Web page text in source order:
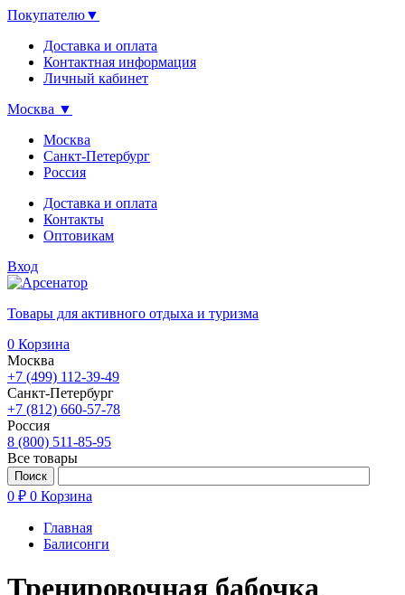
Покупателю▼
Доставка и оплата
Контактная информация
Личный кабинет
Москва ▼
Москва
Санкт-Петербург
Россия
Доставка и оплата
Контакты
Оптовикам
Вход
Товары для активного отдыха и туризма
0 Корзина
Москва
+7 (499) 112-39-49
Санкт-Петербург
+7 (812) 660-57-78
Россия
8 (800) 511-85-95
Все товары
0 ₽ 0 Корзина
Главная
Балисонги
Тренировочная бабочка